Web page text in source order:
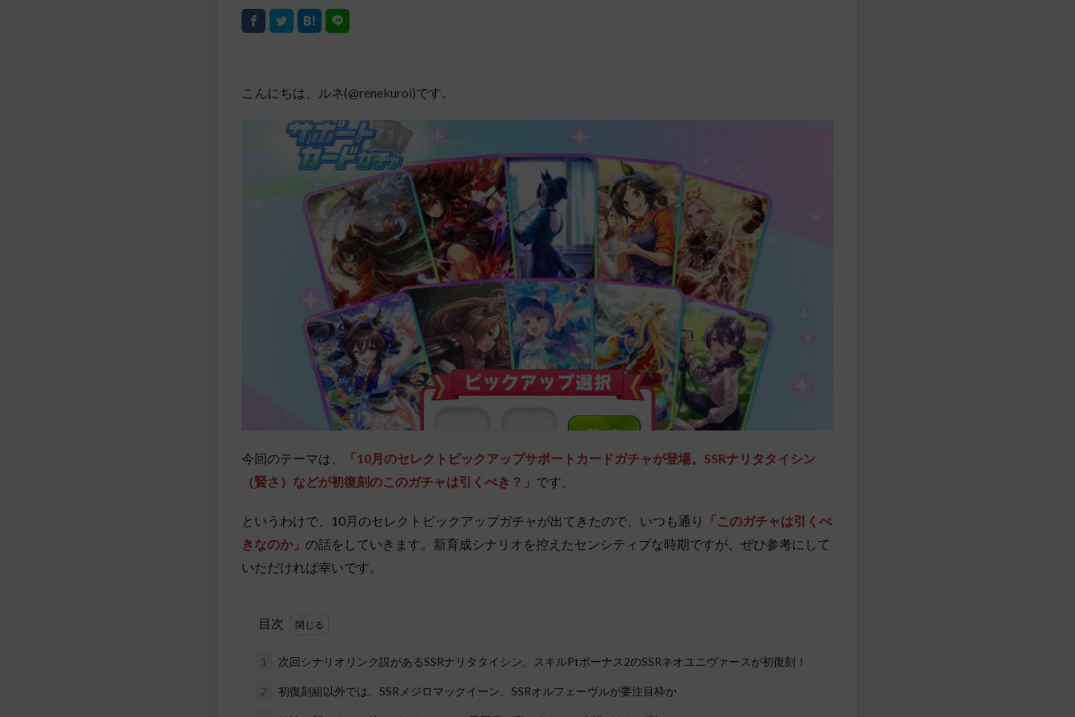
こんにちは、ルネ(@renekuroi)です。
今回のテーマは、
「10月のセレクトピックアップサポートカードガチャが登場。SSRナリタタイシン
（賢さ）などが初復刻のこのガチャは引くべき？」 です。
というわけで、10月のセレクトピックアップガチャが出てきたので、いつも通り
「このガチャは引くべ
きなのか」 の話をしていきます。新育成シナリオを控えたセンシティブな時期ですが、ぜひ参考にして
いただければ幸いです。
目次
1 次回シナリオリンク説があるSSRナリタタイシン、スキルPtボーナス2のSSRネオユニヴァースが初復刻！
2 初復刻組以外では、SSRメジロマックイーン、SSRオルフェーヴルが要注目枠か